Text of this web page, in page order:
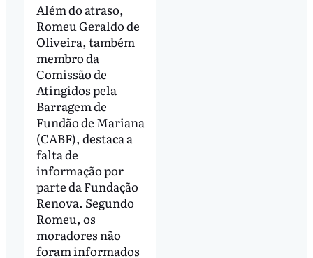
Além do atraso,
Romeu Geraldo de
Oliveira, também
membro da
Comissão de
Atingidos pela
Barragem de
Fundão de Mariana
(CABF), destaca a
falta de
informação por
parte da Fundação
Renova. Segundo
Romeu, os
moradores não
foram informados